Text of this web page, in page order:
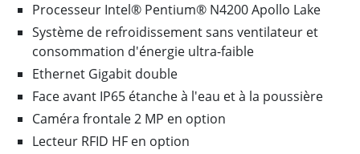
Processeur Intel® Pentium® N4200 Apollo Lake
Système de refroidissement sans ventilateur et
consommation d'énergie ultra-faible
Ethernet Gigabit double
Face avant IP65 étanche à l'eau et à la poussière
Caméra frontale 2 MP en option
Lecteur RFID HF en option